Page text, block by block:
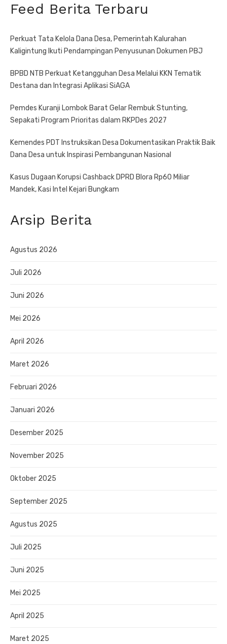
Feed Berita Terbaru
Perkuat Tata Kelola Dana Desa, Pemerintah Kalurahan
Kaligintung Ikuti Pendampingan Penyusunan Dokumen PBJ
BPBD NTB Perkuat Ketangguhan Desa Melalui KKN Tematik
Destana dan Integrasi Aplikasi SiAGA
Pemdes Kuranji Lombok Barat Gelar Rembuk Stunting,
Sepakati Program Prioritas dalam RKPDes 2027
Kemendes PDT Instruksikan Desa Dokumentasikan Praktik Baik
Dana Desa untuk Inspirasi Pembangunan Nasional
Kasus Dugaan Korupsi Cashback DPRD Blora Rp60 Miliar
Mandek, Kasi Intel Kejari Bungkam
Arsip Berita
Agustus 2026
Juli 2026
Juni 2026
Mei 2026
April 2026
Maret 2026
Februari 2026
Januari 2026
Desember 2025
November 2025
Oktober 2025
September 2025
Agustus 2025
Juli 2025
Juni 2025
Mei 2025
April 2025
Maret 2025